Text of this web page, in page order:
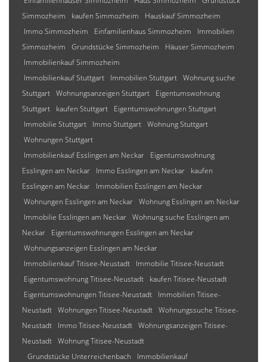
Simmozheim
kaufen Simmozheim
Hauskauf Simmozheim
Immo Simmozheim
Einfamilienhaus Simmozheim
Immobilien
Simmozheim
Grundstücke Simmozheim
Häuser Simmozheim
Immobilienkauf Simmozheim
Immobilienkauf Stuttgart
Immobilien Stuttgart Wohnung suche
Stuttgart Wohnungsanzeigen Stuttgart
Eigentumswohnung
Stuttgart
kaufen Stuttgart
Eigentumswohnungen Stuttgart
Immobilie Stuttgart
Immo Stuttgart Wohnung Stuttgart
Wohnungen Stuttgart
Immobilienkauf Esslingen am Neckar
Eigentumswohnung
Esslingen am Neckar
Immo Esslingen am Neckar
kaufen
Esslingen am Neckar
Immobilien Esslingen am Neckar
Wohnungen Esslingen am Neckar Wohnung Esslingen am Neckar
Immobilie Esslingen am Neckar Wohnung suche Esslingen am
Neckar
Eigentumswohnungen Esslingen am Neckar
Wohnungsanzeigen Esslingen am Neckar
Immobilienkauf Titisee-Neustadt
Immobilie Titisee-Neustadt
Eigentumswohnung Titisee-Neustadt
kaufen Titisee-Neustadt
Eigentumswohnungen Titisee-Neustadt
Immobilien Titisee-
Neustadt Wohnungen Titisee-Neustadt Wohnungssuche Titisee-
Neustadt
Immo Titisee-Neustadt Wohnungsanzeigen Titisee-
Neustadt Wohnung Titisee-Neustadt
Grundstücke Unterreichenbach
Immobilienkauf